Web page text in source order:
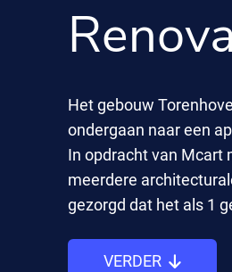
Het gebouw
ondergaan naar een
In opdracht van Mcart
meerdere
gezorgd dat het als 1
VERDER